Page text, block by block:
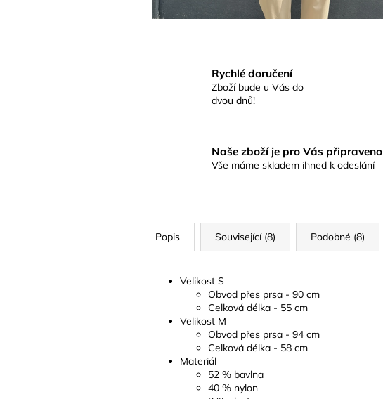
Rychlé doručení
Zboží bude u Vás do
dvou dnů!
Naše zboží je pro Vás připraveno
Vše máme skladem ihned k odeslání
Popis Související (8) Podobné (8)
Velikost S
Obvod přes prsa - 90 cm
Celková délka - 55 cm
Velikost M
Obvod přes prsa - 94 cm
Celková délka - 58 cm
Materiál
52 % bavlna
40 % nylon